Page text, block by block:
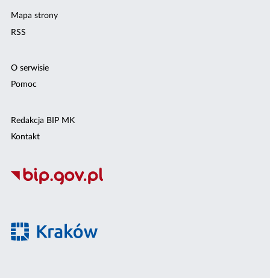
Mapa strony
RSS
O serwisie
Pomoc
Redakcja BIP MK
Kontakt